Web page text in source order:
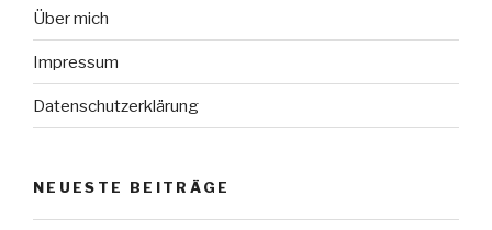
Über mich
Impressum
Datenschutzerklärung
NEUESTE BEITRÄGE